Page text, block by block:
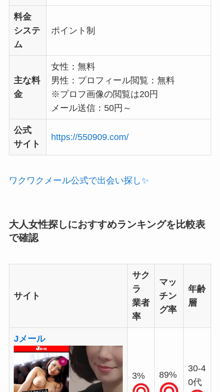
料金
システ
ム
ポイント制
主な料
金
女性：無料
男性：プロフィール閲覧：無料
※プロフ画像の閲覧は20円
メール送信：50円～
公式
サイト
https://550909.com/
ワクワクメール公式で出会い探し✨
大人女性探しにおすすめランキングを比較表
で確認
サイト
サク
ラ
業者
率
マッ
チン
グ率
年齢
層
Jメール
3% 89%
30-4
0代